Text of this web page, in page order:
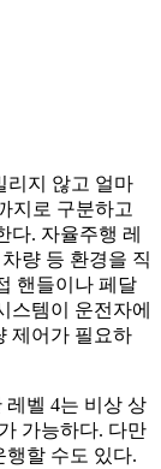
리지 않고 얼마
지로 구분하고
다. 자율주행 레
량 등 환경을 직
핸들이나 페달
스템이 운전자에
제어가 필요하
레벨 4는 비상 상
가능하다. 다만
행할 수도 있다.